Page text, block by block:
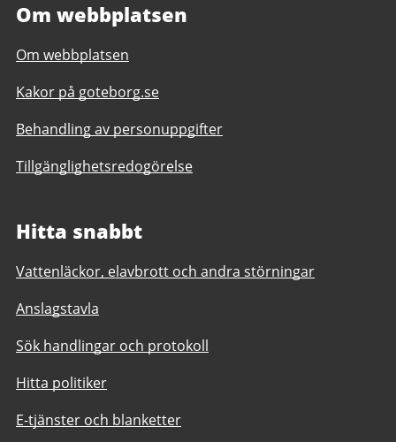
Om webbplatsen
Om webbplatsen
Kakor på goteborg.se
Behandling av personuppgifter
Tillgänglighetsredogörelse
Hitta snabbt
Vattenläckor, elavbrott och andra störningar
Anslagstavla
Sök handlingar och protokoll
Hitta politiker
E-tjänster och blanketter